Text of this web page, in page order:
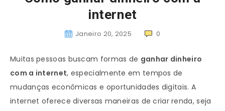
internet
Janeiro 20, 2025 0
Muitas pessoas buscam formas de ganhar dinheiro
com a internet, especialmente em tempos de
mudanças econômicas e oportunidades digitais. A
internet oferece diversas maneiras de criar renda, seja